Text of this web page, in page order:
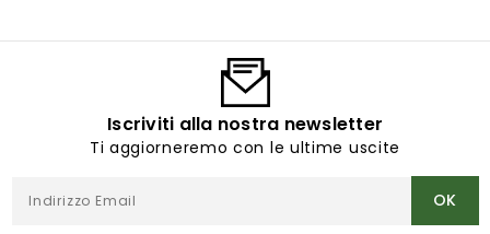
Iscriviti alla nostra newsletter
Ti aggiorneremo con le ultime uscite